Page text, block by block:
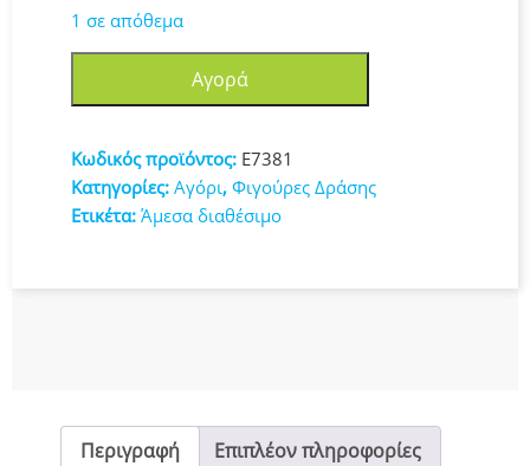
1 σε απόθεμα
Titan
Hero
Series
Deluxe
Αγορά
Κωδικός προϊόντος: E7381
Κατηγορίες: Αγόρι, Φιγούρες Δράσης
Ετικέτα: Άμεσα διαθέσιμο
Περιγραφή Επιπλέον πληροφορίες